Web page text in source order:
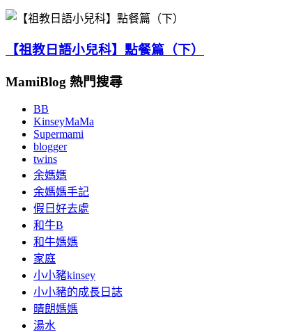
【祖教日語小兒科】點餐篇（下）
MamiBlog 熱門搜尋
BB
KinseyMaMa
Supermami
blogger
twins
余媽媽
余媽媽手記
假日好去處
和牛B
和牛媽媽
家庭
小小豬kinsey
小小豬的成長日誌
晴朗媽媽
湯水